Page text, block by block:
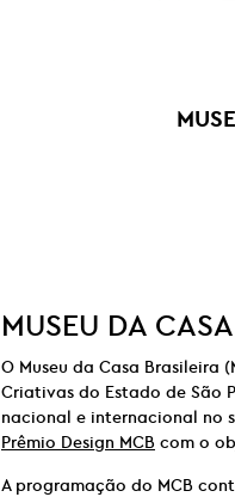
MUSEU DA
O Museu da Casa Brasileira
Criativas do Estado de São
nacional e internacional no
Prêmio Design MCB com o
A programação do MCB